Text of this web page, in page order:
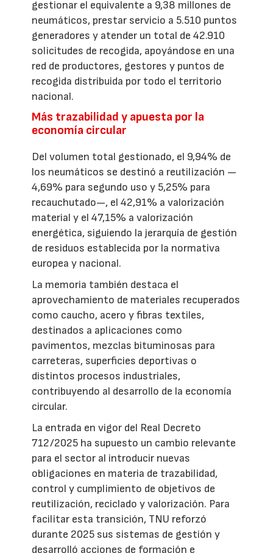
gestionar el equivalente a 9,38 millones de
neumáticos, prestar servicio a 5.510 puntos
generadores y atender un total de 42.910
solicitudes de recogida, apoyándose en una
red de productores, gestores y puntos de
recogida distribuida por todo el territorio
nacional.
Más trazabilidad y apuesta por la
economía circular
Del volumen total gestionado, el 9,94% de
los neumáticos se destinó a reutilización —
4,69% para segundo uso y 5,25% para
recauchutado—, el 42,91% a valorización
material y el 47,15% a valorización
energética, siguiendo la jerarquía de gestión
de residuos establecida por la normativa
europea y nacional.
La memoria también destaca el
aprovechamiento de materiales recuperados
como caucho, acero y fibras textiles,
destinados a aplicaciones como
pavimentos, mezclas bituminosas para
carreteras, superficies deportivas o
distintos procesos industriales,
contribuyendo al desarrollo de la economía
circular.
La entrada en vigor del Real Decreto
712/2025 ha supuesto un cambio relevante
para el sector al introducir nuevas
obligaciones en materia de trazabilidad,
control y cumplimiento de objetivos de
reutilización, reciclado y valorización. Para
facilitar esta transición, TNU reforzó
durante 2025 sus sistemas de gestión y
desarrolló acciones de formación e